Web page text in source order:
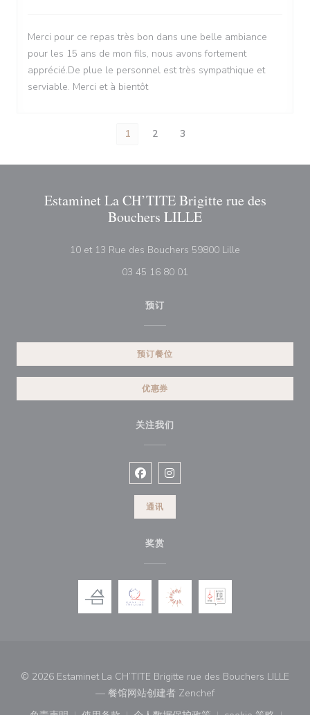
Merci pour ce repas très bon dans une belle ambiance
pour les 15 ans de mon fils, nous avons fortement
apprécié.De plue le personnel est très sympathique et
serviable. Merci et à bientôt
1 2 3
Estaminet La CH’TITE Brigitte rue des
Bouchers LILLE
10 et 13 Rue des Bouchers 59800 Lille
03 45 16 80 01
预订
预订餐位
优惠券
关注我们
Facebook ((在新窗口中打开))
Instagram ((在新窗口中打开))
通讯
奖赏
© 2026 Estaminet La CH’TITE Brigitte rue des Bouchers LILLE
— 餐馆网站创建者 Zenchef((在新窗口中打开))